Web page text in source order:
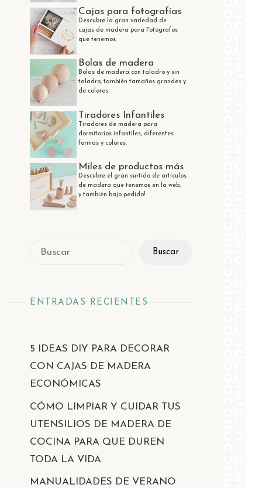
Cajas para fotografías
Descubre la gran variedad de
cajas de madera para Fotógrafos
que tenemos.
Bolas de madera
Bolas de madera con taladro y sin
taladro, también tamaños grandes y
de colores
Tiradores Infantiles
Tiradores de madera para
dormitorios infantiles, diferentes
formas y colores.
Miles de productos más
Descubre el gran surtido de artículos
de madera que tenemos en la web,
y también bajo pedido!
Buscar Buscar
ENTRADAS RECIENTES
5 IDEAS DIY PARA DECORAR
CON CAJAS DE MADERA
ECONÓMICAS
CÓMO LIMPIAR Y CUIDAR TUS
UTENSILIOS DE MADERA DE
COCINA PARA QUE DUREN
TODA LA VIDA
MANUALIDADES DE VERANO